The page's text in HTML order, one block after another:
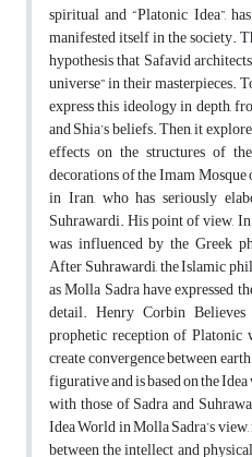
spiritual and “Platonic Idea”,
manifested itself in the society.
hypothesis that Safavid
universe” in their masterpieces.
express this ideology in depth,
and Shia’s beliefs. Then, it
effects on the structures of
decorations of the Imam
in Iran, who has seriously
Suhrawardi. His point of view,
was influenced by the Greek
After Suhrawardi, the Islamic
as Molla Sadra have expressed
detail. Henry Corbin
prophetic reception of Platonic
create convergence between
figurative and is based on the
with those of Sadra and
Idea World in Molla Sadra’s
between the intellect and